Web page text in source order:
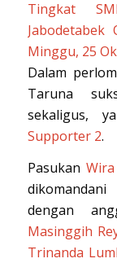
Tingkat
Jabodetabek
Minggu, 25
Dalam
Taruna
sekaligus,
Supporter 2.
Pasukan
dengan
Masinggih
Trinanda